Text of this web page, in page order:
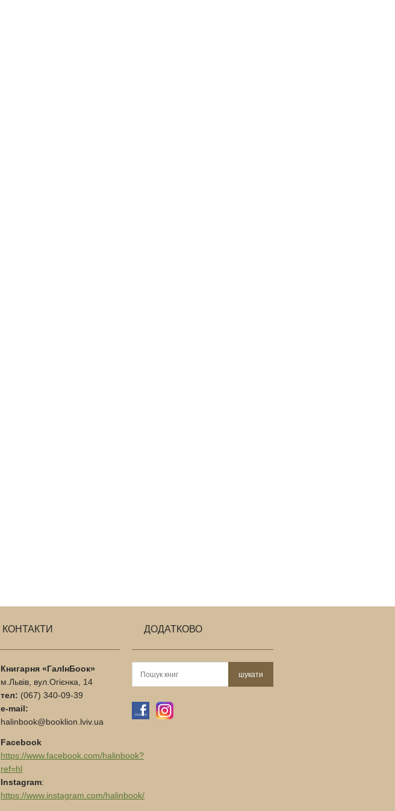
КОНТАКТИ
Книгарня «ГалІнБоок»
м.Львів, вул.Огієнка, 14
тел: (067) 340-09-39
e-mail:
halinbook@booklion.lviv.ua
Facebook
https://www.facebook.com/halinbook?
ref=hl
Instagram:
https://www.instagram.com/halinbook/
ДОДАТКОВО